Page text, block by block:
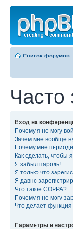
Список форумов
Часто
Вход на
Почему я не могу
Зачем мне вообще
Почему мне
Как сделать, чтобы
Я забыл пароль!
Я только что
Я давно
Что такое COPPA?
Почему я не могу
Что делает
Параметры и